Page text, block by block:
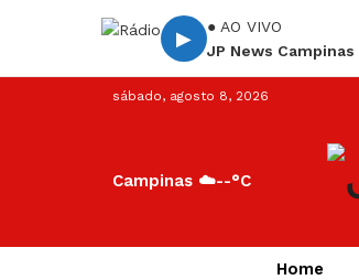
▶
● AO VIVO
JP News Campinas
sábado, agosto 8, 2026
Campinas ☁️--°C
Home